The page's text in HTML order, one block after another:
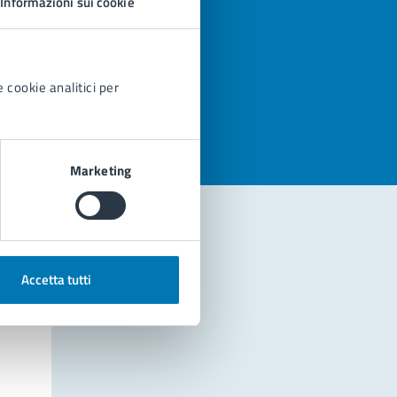
cookie analitici per
Marketing
Accetta tutti